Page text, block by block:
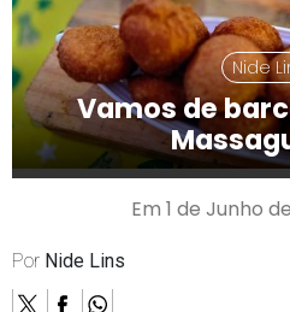
Nide
Vamos de
Em 1 de Junho
Por Nide Lins